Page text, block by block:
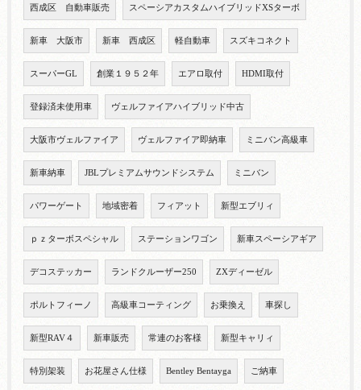
西成区 自動車販売 スペーシアカスタムハイブリッドXSターボ
新車 大阪市 新車 西成区 軽自動車 スズキコネクト
スーパーGL 創業１９５２年 エアロ取付 HDMI取付
登録済未使用車 ヴェルファイアハイブリッド中古
大阪市ヴェルファイア ヴェルファイア即納車 ミニバン高級車
新車納車 JBLプレミアムサウンドシステム ミニバン
パワーゲート 地域密着 フィアット 新型エブリィ
ｐｚターボスペシャル ステーションワゴン 新車スペーシアギア
デコステッカー ランドクルーザー250 ZXディーゼル
ポルトフィーノ 高級車コーティング お乗換え 車探し
新型RAV４ 新車販売 常連のお客様 新型キャリィ
特別架装 お花屋さん仕様 Bentley Bentayga ご納車